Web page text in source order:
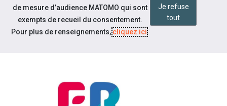
Notre actualité
CAP EMPLOI 72 FAIT PARTIE DU
de mesure d’audience MATOMO qui sont
exempts de recueil du consentement.
Pour plus de renseignements,cliquez ici.
Je refuse
tout